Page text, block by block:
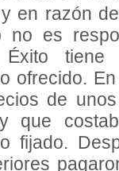
en razón
no es
tiene
ofrecido.
de
que
fijado.